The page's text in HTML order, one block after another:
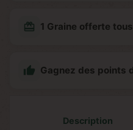
redeem 1 Graine offerte
 Gagnez des points
Description